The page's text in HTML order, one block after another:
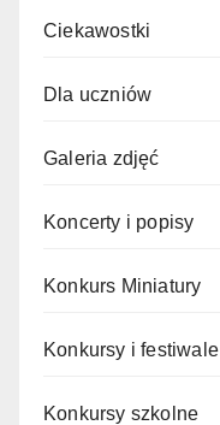
Ciekawostki
Dla uczniów
Galeria zdjęć
Koncerty i popisy
Konkurs Miniatury
Konkursy i festiwale
Konkursy szkolne